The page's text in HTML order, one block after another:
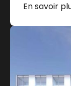
En savoir